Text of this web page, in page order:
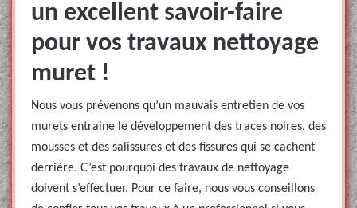
un excellent savoir-faire
pour vos travaux nettoyage
muret !
Nous vous prévenons qu’un mauvais entretien de vos
murets entraine le développement des traces noires, des
mousses et des salissures et des fissures qui se cachent
derrière. C’est pourquoi des travaux de nettoyage
doivent s’effectuer. Pour ce faire, nous vous conseillons